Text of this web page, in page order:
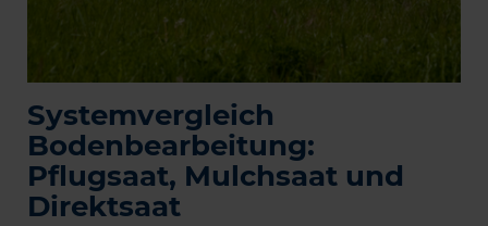
Systemvergleich
Bodenbearbeitung:
Pflugsaat, Mulchsaat und
Direktsaat